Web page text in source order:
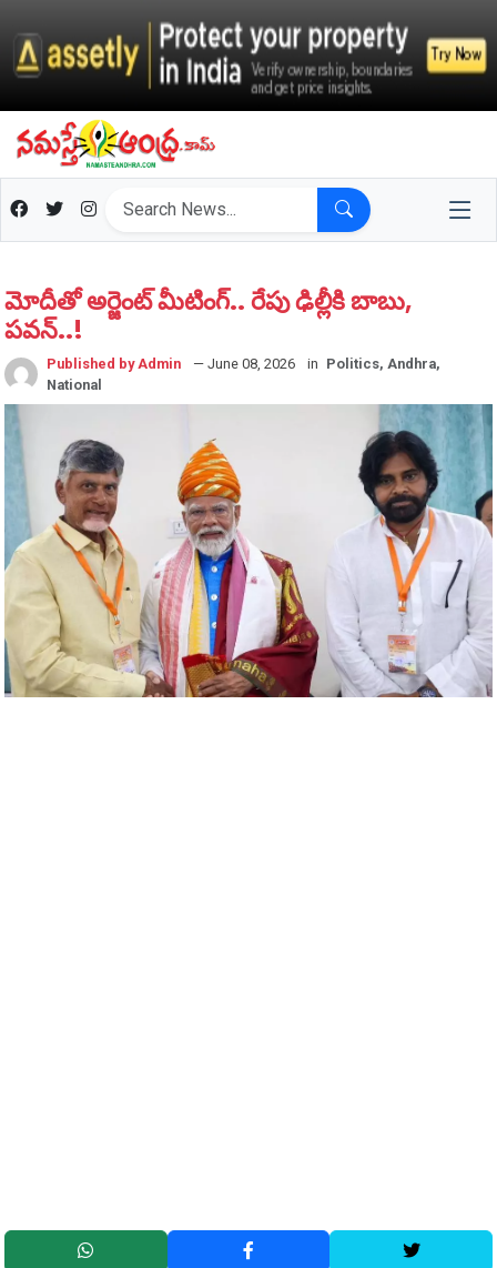
మోదీతో అర్జెంట్ మీటింగ్.. రేపు ఢిల్లీకి బాబు,
ప‌వ‌న్‌..!
Published by Admin — June 08, 2026 in Politics, Andhra,
National